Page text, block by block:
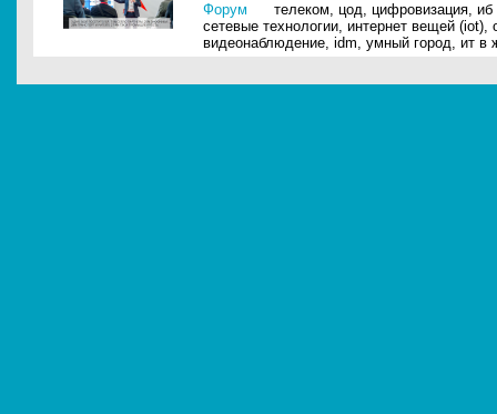
Форум телеком, цод, цифровизация, иб
сетевые технологии, интернет вещей (iot),
видеонаблюдение, idm, умный город, ит в